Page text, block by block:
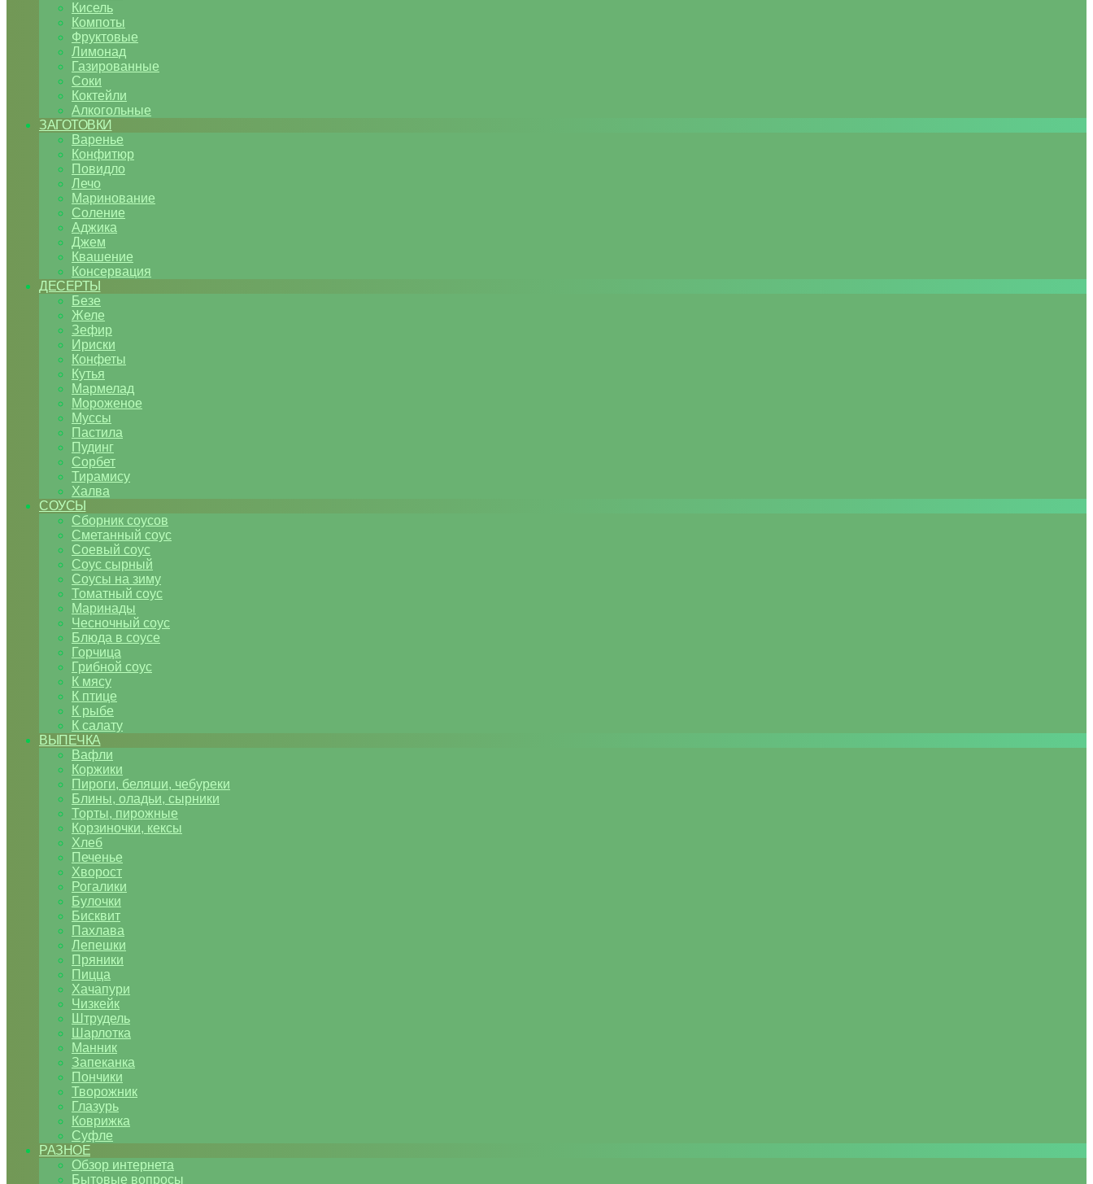
Кисель
Компоты
Фруктовые
Лимонад
Газированные
Соки
Коктейли
Алкогольные
ЗАГОТОВКИ
Варенье
Конфитюр
Повидло
Лечо
Маринование
Соление
Аджика
Джем
Квашение
Консервация
ДЕСЕРТЫ
Безе
Желе
Зефир
Ириски
Конфеты
Кутья
Мармелад
Мороженое
Муссы
Пастила
Пудинг
Сорбет
Тирамису
Халва
СОУСЫ
Сборник соусов
Сметанный соус
Соевый соус
Соус сырный
Соусы на зиму
Томатный соус
Маринады
Чесночный соус
Блюда в соусе
Горчица
Грибной соус
К мясу
К птице
К рыбе
К салату
ВЫПЕЧКА
Вафли
Коржики
Пироги, беляши, чебуреки
Блины, оладьи, сырники
Торты, пирожные
Корзиночки, кексы
Хлеб
Печенье
Хворост
Рогалики
Булочки
Бисквит
Пахлава
Лепешки
Пряники
Пицца
Хачапури
Чизкейк
Штрудель
Шарлотка
Манник
Запеканка
Пончики
Творожник
Глазурь
Коврижка
Суфле
РАЗНОЕ
Обзор интернета
Бытовые вопросы